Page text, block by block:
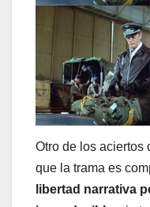
Otro de los aciertos
que la trama es
libertad narrativa